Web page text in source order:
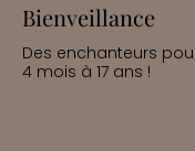
Bienveillance
Des enchanteurs
4 mois à 17 ans !